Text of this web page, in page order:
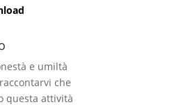
e umiltà
che
questa attività